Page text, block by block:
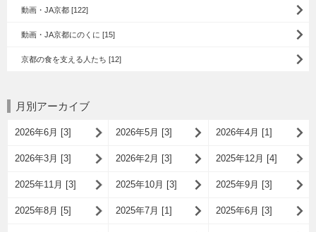
動画・JA京都 [122]
動画・JA京都にのくに [15]
京都の食を支える人たち [12]
月別アーカイブ
2026年6月 [3] 2026年5月 [3] 2026年4月 [1]
2026年3月 [3] 2026年2月 [3] 2025年12月 [4]
2025年11月 [3] 2025年10月 [3] 2025年9月 [3]
2025年8月 [5] 2025年7月 [1] 2025年6月 [3]